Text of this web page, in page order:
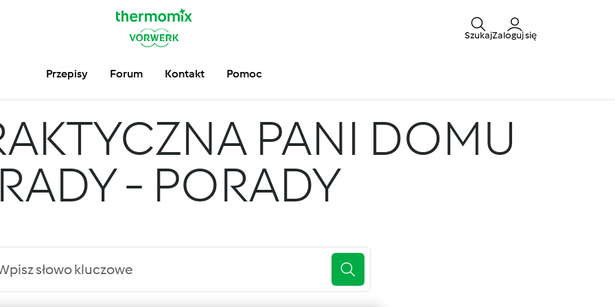
SzukajZaloguj się
Przepisy Forum Kontakt Pomoc
PANI DOMU
- PORADY